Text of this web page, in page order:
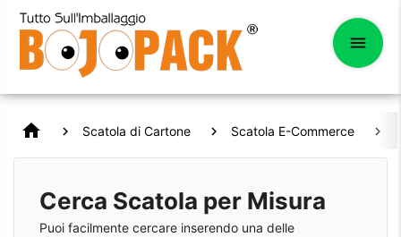
home Scatola di Cartone Scatola E-Commerce
Cerca Scatola per Misura
Puoi facilmente cercare inserendo una delle